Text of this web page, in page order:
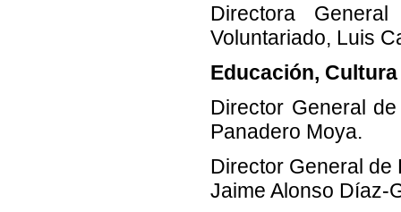
Directora
Voluntariado, Luis
Educación,
Director General
Panadero Moya.
Director General
Jaime Alonso Díaz-